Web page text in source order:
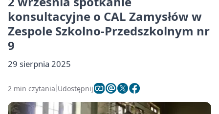
konsultacyjne o CAL Zamysłów w
Zespole Szkolno‑Przedszkolnym nr
9
29 sierpnia 2025
2 min czytania Udostępnij